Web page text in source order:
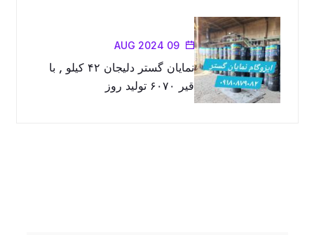
09 AUG 2024
نمایان گستر دلیجان ۴۲ کیلو , با
قیر ۶۰۷۰ تولید روز